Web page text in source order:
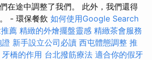
在途中調整了我們。 此外，我們還得
- 環保餐飲 如何使用Google Search
薦 精緻的外燴擺盤靈感 精緻茶會服務
新手設立公司必讀 西屯體態調整 推
牙橋的作用 台北撥筋療法 適合你的假牙